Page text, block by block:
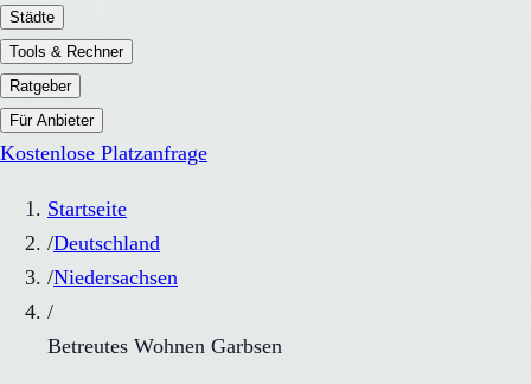
Städte
Tools & Rechner
Ratgeber
Für Anbieter
Kostenlose Platzanfrage
Startseite
/Deutschland
/Niedersachsen
/
Betreutes Wohnen Garbsen